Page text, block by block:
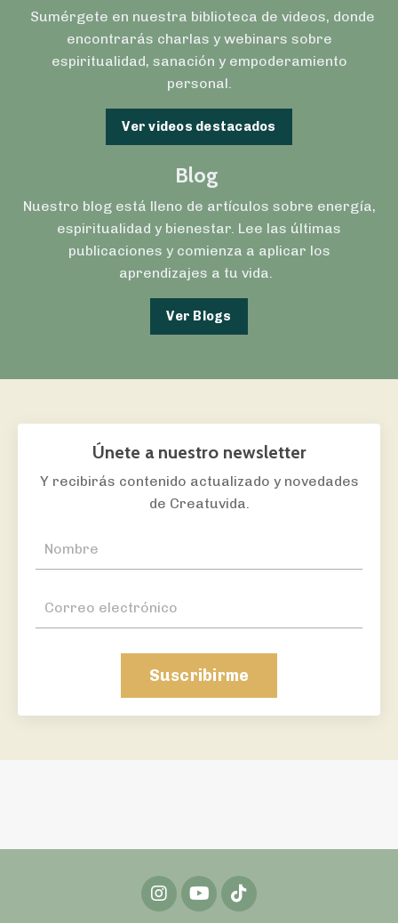
Sumérgete en nuestra biblioteca de videos, donde
encontrarás charlas y webinars sobre
espiritualidad, sanación y empoderamiento
personal.
Ver videos destacados
Blog
Nuestro blog está lleno de artículos sobre energía,
espiritualidad y bienestar. Lee las últimas
publicaciones y comienza a aplicar los
aprendizajes a tu vida.
Ver Blogs
Únete a nuestro newsletter
Y recibirás contenido actualizado y novedades
de Creatuvida.
Suscribirme